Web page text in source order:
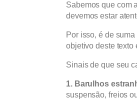
Sabemos que com
devemos estar
Por isso, é de
objetivo deste texto
Sinais de que seu
1. Barulhos
suspensão, freios